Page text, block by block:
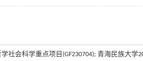
社会科学重点项目(GF230704); 青海民族大学